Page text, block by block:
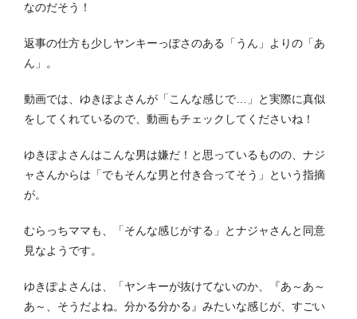
なのだそう！
返事の仕方も少しヤンキーっぽさのある「うん」よりの「あ
ん」。
動画では、ゆきぽよさんが「こんな感じで…」と実際に真似
をしてくれているので、動画もチェックしてくださいね！
ゆきぽよさんはこんな男は嫌だ！と思っているものの、ナジ
ャさんからは「でもそんな男と付き合ってそう」という指摘
が。
むらっちママも、「そんな感じがする」とナジャさんと同意
見なようです。
ゆきぽよさんは、「ヤンキーが抜けてないのか、『あ～あ～
あ～、そうだよね。分かる分かる』みたいな感じが、すごい